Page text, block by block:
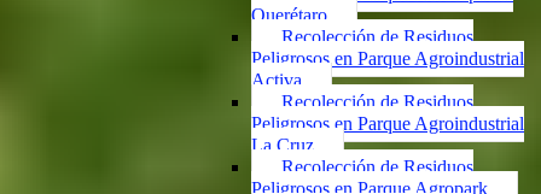
Querétaro
Recolección de Residuos
Peligrosos en Parque Agroindustrial
Activa
Recolección de Residuos
Peligrosos en Parque Agroindustrial
La Cruz
Recolección de Residuos
Peligrosos en Parque Agropark